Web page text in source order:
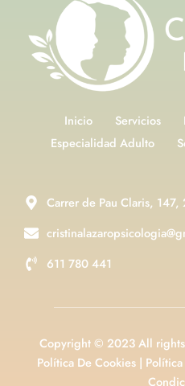
Inicio Servicios
Especialidad Adulto
Carrer de Pau Claris, 147,
611 780 441
Copyright © 2023 All rights
Política De Cookies |